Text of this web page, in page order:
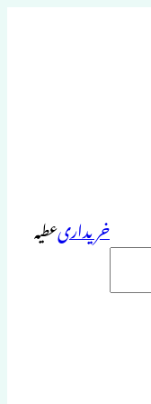
خریداریعطیہ